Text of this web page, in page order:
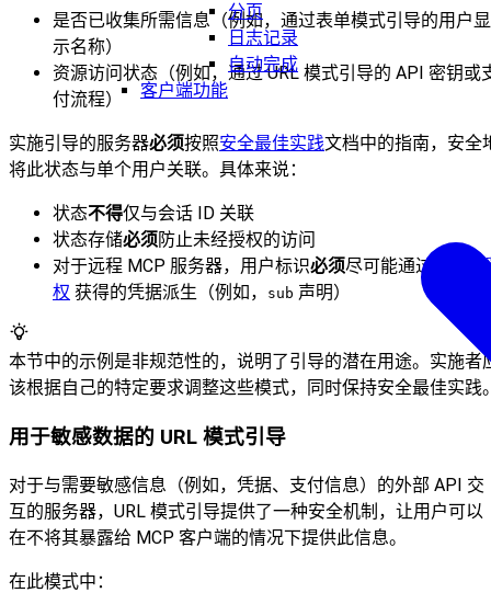
分页
日志记录
自动完成
客户端功能
是否已收集所需信息（例如，通过表单模式引导的用户显
示名称）
资源访问状态（例如，通过 URL 模式引导的 API 密钥或
付流程）
实施引导的服务器必须按照安全最佳实践文档中的指南，安全
将此状态与单个用户关联。具体来说：
状态不得仅与会话 ID 关联
状态存储必须防止未经授权的访问
对于远程 MCP 服务器，用户标识必须尽可能通过
MCP
权 获得的凭据派生（例如， sub 声明）
本节中的示例是非规范性的，说明了引导的潜在用途。实施者
该根据自己的特定要求调整这些模式，同时保持安全最佳实践
用于敏感数据的 URL 模式引导
对于与需要敏感信息（例如，凭据、支付信息）的外部 API 交
互的服务器，URL 模式引导提供了一种安全机制，让用户可以
在不将其暴露给 MCP 客户端的情况下提供此信息。
在此模式中：